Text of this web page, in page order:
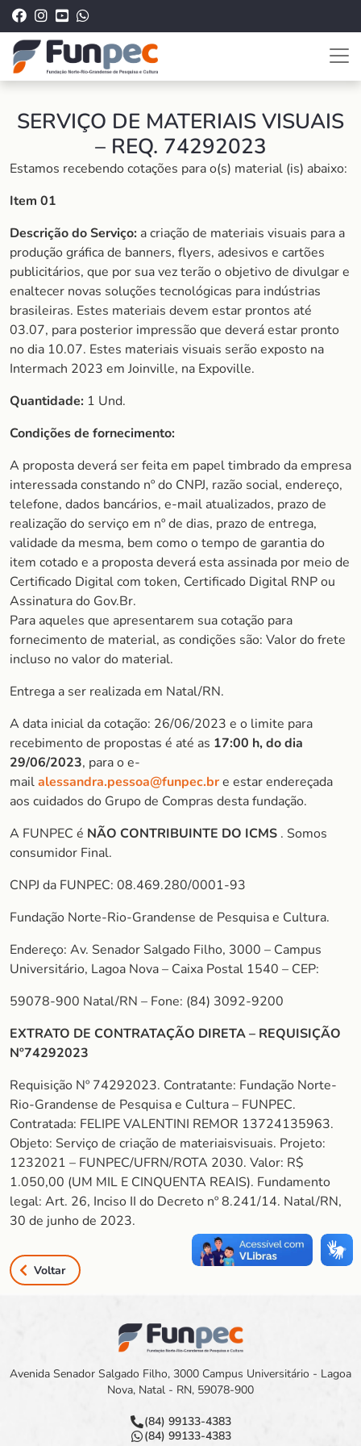
SERVIÇO DE MATERIAIS VISUAIS
– REQ. 74292023
Estamos recebendo cotações para o(s) material (is) abaixo:
Item 01
Descrição do Serviço: a criação de materiais visuais para a
produção gráfica de banners, flyers, adesivos e cartões
publicitários, que por sua vez terão o objetivo de divulgar e
enaltecer novas soluções tecnológicas para indústrias
brasileiras. Estes materiais devem estar prontos até
03.07, para posterior impressão que deverá estar pronto
no dia 10.07. Estes materiais visuais serão exposto na
Intermach 2023 em Joinville, na Expoville.
Quantidade: 1 Und.
Condições de fornecimento:
A proposta deverá ser feita em papel timbrado da empresa
interessada constando nº do CNPJ, razão social, endereço,
telefone, dados bancários, e-mail atualizados, prazo de
realização do serviço em nº de dias, prazo de entrega,
validade da mesma, bem como o tempo de garantia do
item cotado e a proposta deverá esta assinada por meio de
Certificado Digital com token, Certificado Digital RNP ou
Assinatura do Gov.Br.
Para aqueles que apresentarem sua cotação para
fornecimento de material, as condições são: Valor do frete
incluso no valor do material.
Entrega a ser realizada em Natal/RN.
A data inicial da cotação: 26/06/2023 e o limite para
recebimento de propostas é até as 17:00 h, do dia
29/06/2023, para o e-
mailalessandra.pessoa@funpec.bre estar endereçada
aos cuidados do Grupo de Compras desta fundação.
A FUNPEC é NÃO CONTRIBUINTE DO ICMS . Somos
consumidor Final.
CNPJ da FUNPEC: 08.469.280/0001-93
Fundação Norte-Rio-Grandense de Pesquisa e Cultura.
Endereço: Av. Senador Salgado Filho, 3000 – Campus
Universitário, Lagoa Nova – Caixa Postal 1540 – CEP:
59078-900 Natal/RN – Fone: (84) 3092-9200
EXTRATO DE CONTRATAÇÃO DIRETA – REQUISIÇÃO
Nº74292023
Requisição Nº 74292023. Contratante: Fundação Norte-
Rio-Grandense de Pesquisa e Cultura – FUNPEC.
Contratada: FELIPE VALENTINI REMOR 13724135963.
Objeto: Serviço de criação de materiaisvisuais. Projeto:
1232021 – FUNPEC/UFRN/ROTA 2030. Valor: R$
1.050,00 (UM MIL E CINQUENTA REAIS). Fundamento
legal: Art. 26, Inciso II do Decreto nº 8.241/14. Natal/RN,
30 de junho de 2023.
Voltar
Avenida Senador Salgado Filho, 3000 Campus Universitário - Lagoa
Nova, Natal - RN, 59078-900
(84) 99133-4383
(84) 99133-4383